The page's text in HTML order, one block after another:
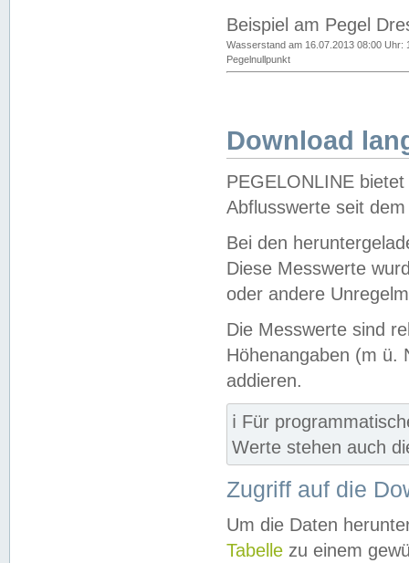
Beispiel am Pegel
Wasserstand am 16.07.2013 08:00 Uhr:
Pegelnullpunkt
Download
PEGELONLINE
Abflusswerte seit
Bei den
Diese Messwerte
oder andere
Die Messwerte sind
Höhenangaben (m ü.
addieren.
ℹ️ Für
Werte stehen auch
Zugriff auf die
Um die Daten
Tabelle zu einem